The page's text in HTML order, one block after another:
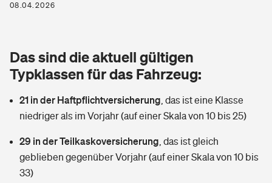
Rentenrechner: Wie viel Geld bekomme ich im Alter?
Wer versichert was: Jetzt Versicherer finden
Wärmepumpen versichern
Vermieterrrechtsschutz
Mietkautionsversicherung
Zur Übersicht
Kinderunfall­ver­si­che­rung
Reiseversicherung
Tierkrankenversicherung
Zur Übersicht
Tools
08.04.2026
Das sind die aktuell gültigen
Typklassen für das Fahrzeug:
21 in der Haftpflichtversicherung das ist eine Klasse
niedriger als im Vorjahr (auf einer Skala von 10 bis 25)
29 in der Teilkaskoversicherung das ist gleich
geblieben gegenüber Vorjahr (auf einer Skala von 10 bis
33)